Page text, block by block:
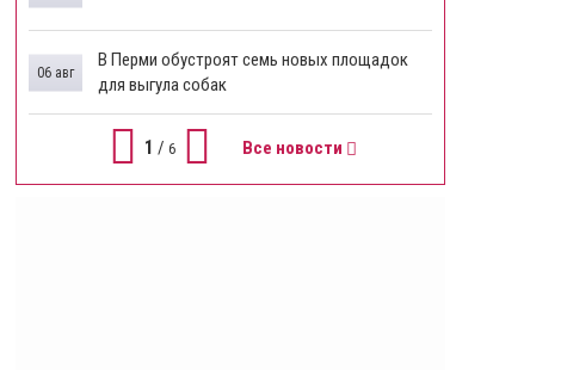
​В Перми обустроят семь новых площадок
для выгула собак
06 авг
1 / 6 Все новости